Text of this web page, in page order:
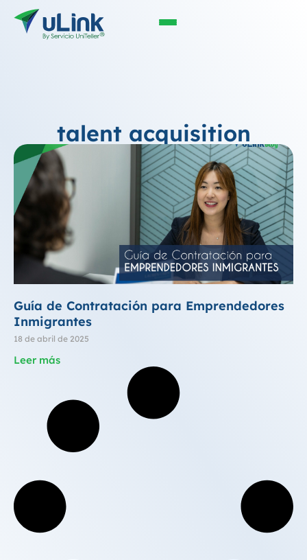
talent acquisition
Guía de Contratación para Emprendedores
Inmigrantes
18 de abril de 2025
Leer más